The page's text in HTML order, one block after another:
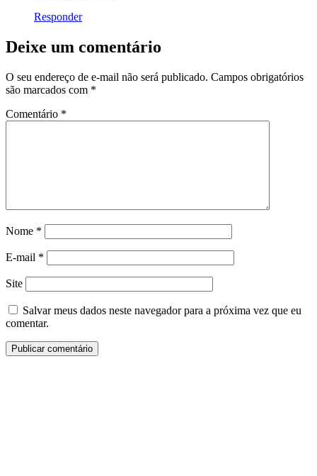
Responder
Deixe um comentário
O seu endereço de e-mail não será publicado. Campos obrigatórios
são marcados com *
Comentário *
Nome *
E-mail *
Site
Salvar meus dados neste navegador para a próxima vez que eu
comentar.